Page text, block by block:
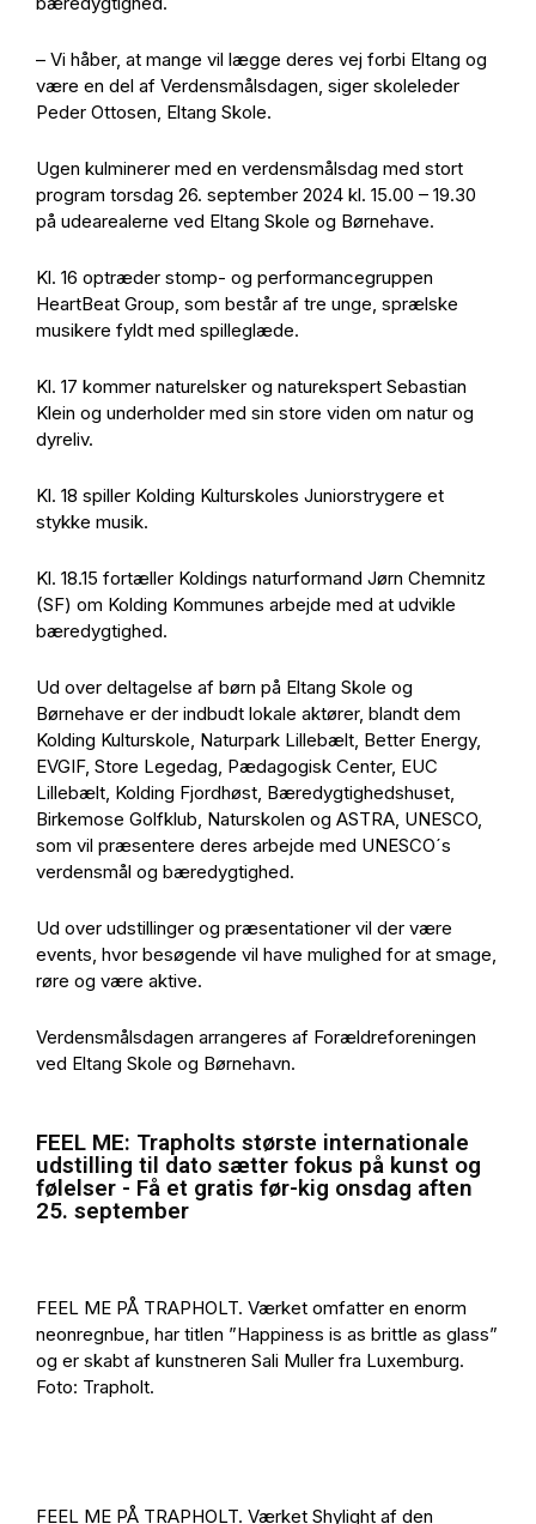
– Vi håber, at mange vil lægge deres vej forbi Eltang og
være en del af Verdensmålsdagen, siger skoleleder
Peder Ottosen, Eltang Skole.
Ugen kulminerer med en verdensmålsdag med stort
program torsdag 26. september 2024 kl. 15.00 – 19.30
på udearealerne ved Eltang Skole og Børnehave.
Kl. 16 optræder stomp- og performancegruppen
HeartBeat Group, som består af tre unge, sprælske
musikere fyldt med spilleglæde.
Kl. 17 kommer naturelsker og naturekspert Sebastian
Klein og underholder med sin store viden om natur og
dyreliv.
Kl. 18 spiller Kolding Kulturskoles Juniorstrygere et
stykke musik.
Kl. 18.15 fortæller Koldings naturformand Jørn Chemnitz
(SF) om Kolding Kommunes arbejde med at udvikle
bæredygtighed.
Ud over deltagelse af børn på Eltang Skole og
Børnehave er der indbudt lokale aktører, blandt dem
Kolding Kulturskole, Naturpark Lillebælt, Better Energy,
EVGIF, Store Legedag, Pædagogisk Center, EUC
Lillebælt, Kolding Fjordhøst, Bæredygtighedshuset,
Birkemose Golfklub, Naturskolen og ASTRA, UNESCO,
som vil præsentere deres arbejde med UNESCO´s
verdensmål og bæredygtighed.
Ud over udstillinger og præsentationer vil der være
events, hvor besøgende vil have mulighed for at smage,
røre og være aktive.
Verdensmålsdagen arrangeres af Forældreforeningen
ved Eltang Skole og Børnehavn.
FEEL ME: Trapholts største internationale
udstilling til dato sætter fokus på kunst og
følelser - Få et gratis før-kig onsdag aften
25. september
FEEL ME PÅ TRAPHOLT. Værket omfatter en enorm
neonregnbue, har titlen ”Happiness is as brittle as glass”
og er skabt af kunstneren Sali Muller fra Luxemburg.
Foto: Trapholt.
FEEL ME PÅ TRAPHOLT. Værket Shylight af den